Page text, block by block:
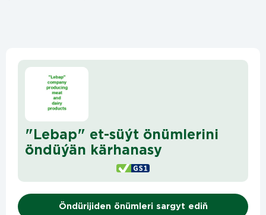
"Lebap" et-süýt önümlerini
öndüýän kärhanasy
Öndürijiden önümleri sargyt ediň